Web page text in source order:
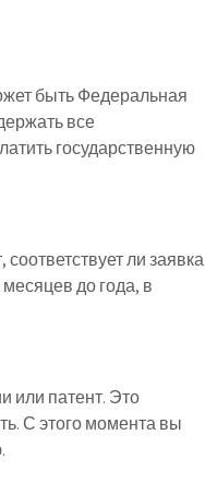
быть Федеральная
все
государственную
ли заявка
до года, в
или патент. Это
С этого момента вы